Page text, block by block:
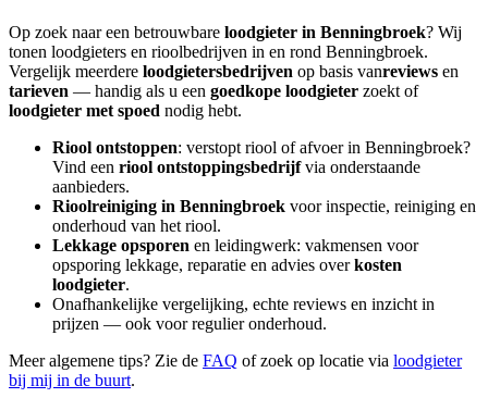
Op zoek naar een betrouwbare loodgieter in Benningbroek? Wij
tonen loodgieters en rioolbedrijven in en rond Benningbroek.
Vergelijk meerdere loodgietersbedrijven op basis vanreviews en
tarieven — handig als u een goedkope loodgieter zoekt of
loodgieter met spoed nodig hebt.
Riool ontstoppen: verstopt riool of afvoer in Benningbroek?
Vind een riool ontstoppingsbedrijfvia onderstaande
aanbieders.
Rioolreiniging in Benningbroek voor inspectie, reiniging en
onderhoud van het riool.
Lekkage opsporen en leidingwerk: vakmensen voor
opsporing lekkage, reparatie en advies overkosten
loodgieter.
Onafhankelijke vergelijking, echte reviews en inzicht in
prijzen — ook voor regulier onderhoud.
Meer algemene tips? Zie de FAQ of zoek op locatie via loodgieter
bij mij in de buurt.